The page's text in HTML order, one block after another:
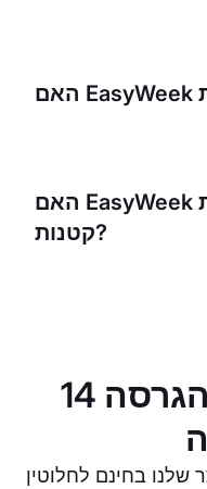
קשר למיקום הסניפים.
האם EasyWeek מתאימה למספרות
קטנות?
14 ימים חינם של הגרסה
בחינם לחלוטין